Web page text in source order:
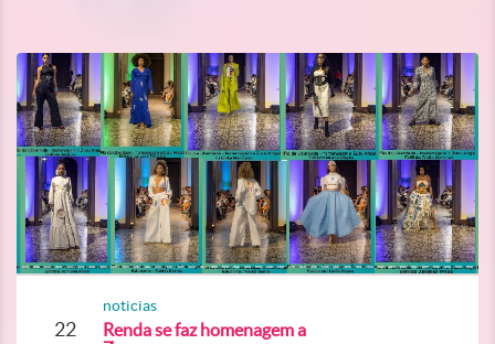
22
noticias
Renda se faz homenagem a